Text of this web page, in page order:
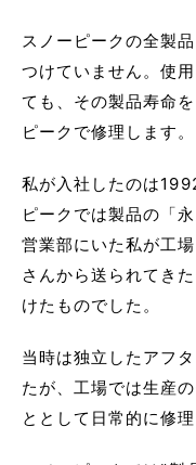
スノーピークの全製
つけていません。使
ても、その製品寿命
ピークで修理します。
私が入社したのは
ピークでは製品の「
営業部にいた私が工
さんから送られてき
けたものでした。
当時は独立したアフ
たが、工場では生産
ととして日常的に修